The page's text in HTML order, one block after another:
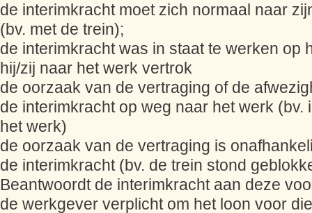
de interimkracht moet zich normaal naar
(bv. met de trein);
de interimkracht was in staat te werken op
hij/zij naar het werk vertrok
de oorzaak van de vertraging of de
de interimkracht op weg naar het werk (bv.
het werk)
de oorzaak van de vertraging is
de interimkracht (bv. de trein stond
Beantwoordt de interimkracht aan deze
de werkgever verplicht om het loon voor